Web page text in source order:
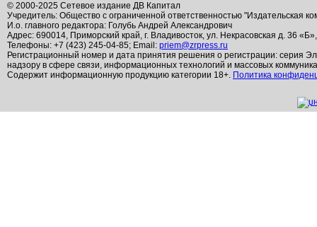
© 2000-2025 Сетевое издание ДВ Капитал
Учредитель: Общество с ограниченной ответственностью "Издательская
И.о. главного редактора: Голубь Андрей Александрович
Адрес: 690014, Приморский край, г. Владивосток, ул. Некрасовская д. 36
Телефоны: +7 (423) 245-04-85; Email: priem@zrpress.ru
Регистрационный номер и дата принятия решения о регистрации: серия
надзору в сфере связи, информационных технологий и массовых
Содержит информационную продукцию категории 18+. Политика